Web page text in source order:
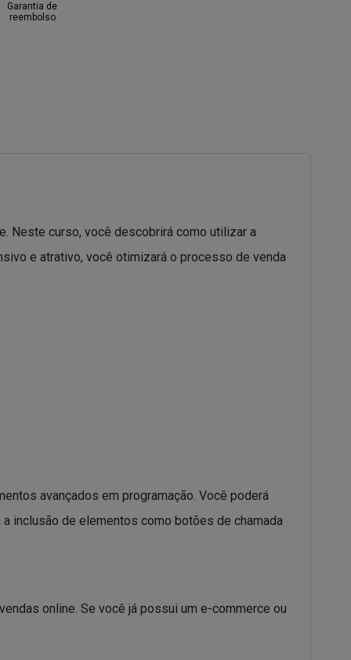
Garantia de
reembolso
Neste curso, você descobrirá como utilizar a
e atrativo, você otimizará o processo de venda
avançados em programação. Você poderá
inclusão de elementos como botões de chamada
online. Se você já possui um e-commerce ou